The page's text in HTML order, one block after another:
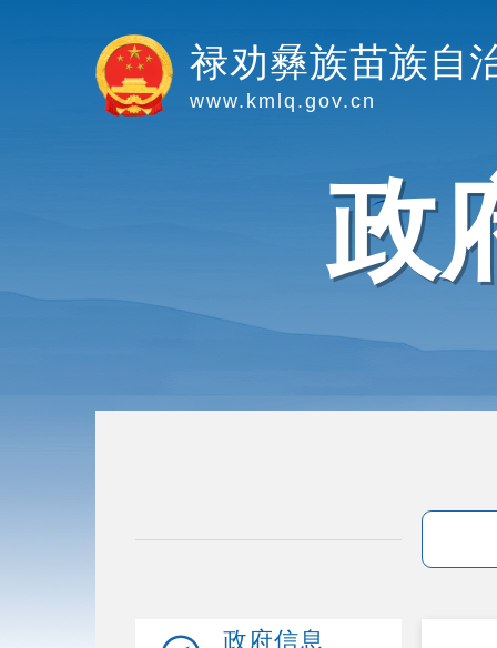
禄劝彝族苗族自
www.kmlq.gov.cn
政
政府信息